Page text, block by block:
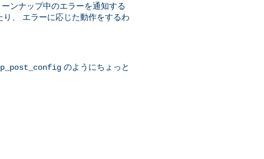
ンナップ中のエラーを通知する
、 エラーに応じた動作をするわ
のようにちょっと